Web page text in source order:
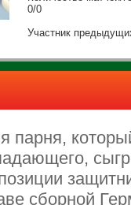
0/0
Участник
парня,
сборной